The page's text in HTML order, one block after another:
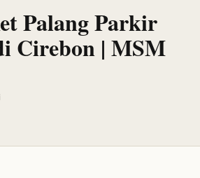
Palang Parkir
Cirebon | MSM